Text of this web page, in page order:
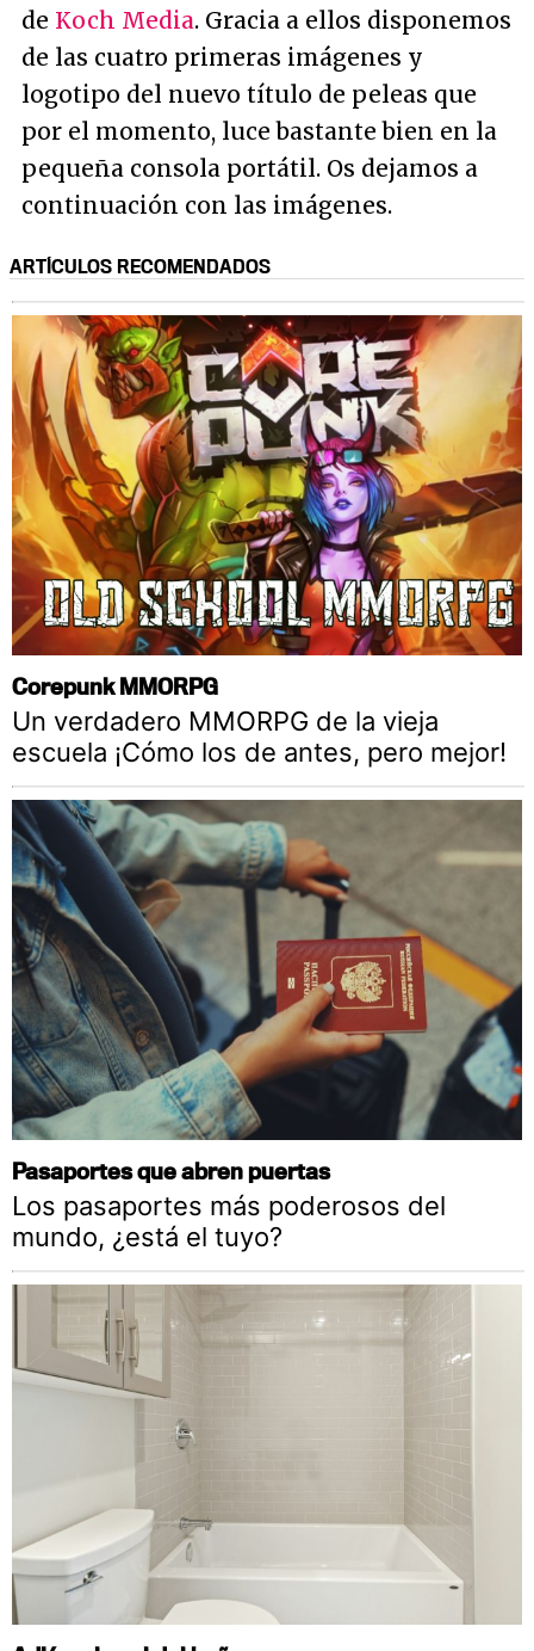
de Koch Media. Gracia a ellos disponemos
de las cuatro primeras imágenes y
logotipo del nuevo título de peleas que
por el momento, luce bastante bien en la
pequeña consola portátil. Os dejamos a
continuación con las imágenes.
ARTÍCULOS RECOMENDADOS
Corepunk MMORPG
Un verdadero MMORPG de la vieja
escuela ¡Cómo los de antes, pero mejor!
Pasaportes que abren puertas
Los pasaportes más poderosos del
mundo, ¿está el tuyo?